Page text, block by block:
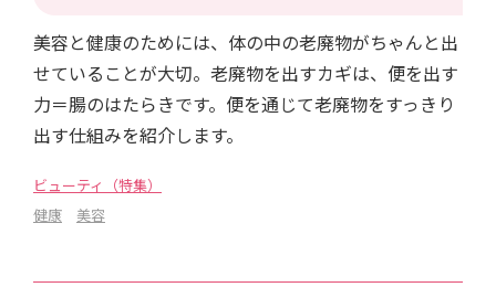
美容と健康のためには、体の中の老廃物がちゃんと出
せていることが大切。老廃物を出すカギは、便を出す
力＝腸のはたらきです。便を通じて老廃物をすっきり
出す仕組みを紹介します。
ビューティ（特集）
健康
美容